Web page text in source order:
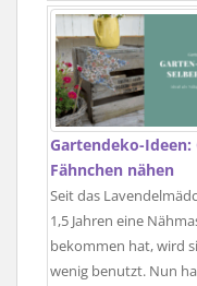
Gartendeko-Ideen:
Fähnchen nähen
Seit das
1,5 Jahren eine
bekommen hat, wird
wenig benutzt. Nun